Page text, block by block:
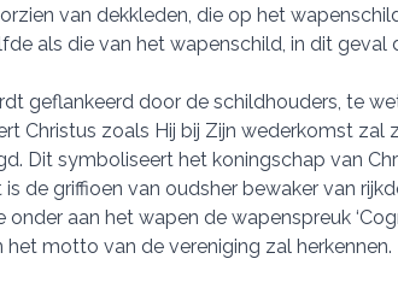
van dekkleden, die op het
als die van het wapenschild, in dit geval
geflankeerd door de schildhouders, te
Christus zoals Hij bij Zijn wederkomst zal
Dit symboliseert het koningschap van
is de griffioen van oudsher bewaker van
onder aan het wapen de wapenspreuk
het motto van de vereniging zal herkennen.